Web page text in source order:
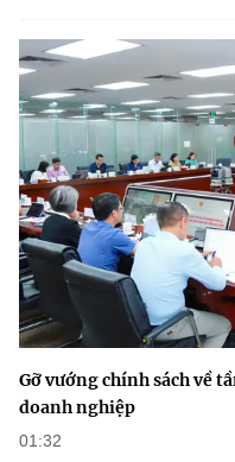
Gỡ vướng chính sách về
doanh nghiệp
01:32